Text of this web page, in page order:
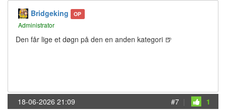
Bridgeking OP
Administrator
Den får lige et døgn på den en anden kategori 🍺
18-06-2026 21:09 #7 | 1